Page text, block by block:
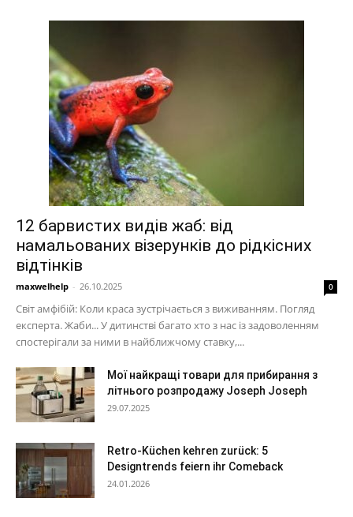
12 барвистих видів жаб: від
намальованих візерунків до рідкісних
відтінків
maxwelhelp - 26.10.2025 0
Світ амфібій: Коли краса зустрічається з виживанням. Погляд
експерта. Жаби... У дитинстві багато хто з нас із задоволенням
спостерігали за ними в найближчому ставку,...
Мої найкращі товари для прибирання з
літнього розпродажу Joseph Joseph
29.07.2025
Retro-Küchen kehren zurück: 5
Designtrends feiern ihr Comeback
24.01.2026